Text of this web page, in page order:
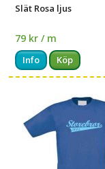
Slät Rosa ljus
79 kr / m
Info Köp